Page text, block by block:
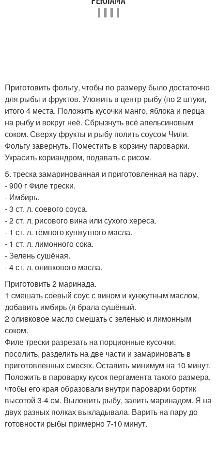
Приготовить фольгу, чтобы по размеру было достаточно
для рыбы и фруктов. Уложить в центр рыбу (по 2 штуки,
итого 4 места. Положить кусочки манго, яблока и перца
на рыбу и вокруг неё. Сбрызнуть всё апельсиновым
соком. Сверху фрукты и рыбу полить соусом Чили.
Фольгу завернуть. Поместить в корзину пароварки.
Украсить кориандром, подавать с рисом.
5. треска замаринованная и приготовленная на пару.
- 900 г Филе трески.
- Имбирь.
- 3 ст. л. соевого соуса.
- 2 ст. л. рисового вина или сухого хереса.
- 1 ст. л. тёмного кунжутного масла.
- 1 ст. л. лимонного сока.
- Зелень сушёная.
- 4 ст. л. оливкового масла.
Приготовить 2 маринада.
1 смешать соевый соус с вином и кунжутным маслом,
добавить имбирь (я брала сушёный.
2 оливковое масло смешать с зеленью и лимонным
соком.
Филе трески разрезать на порционные кусочки,
посолить, разделить на две части и замариновать в
приготовленных смесях. Оставить минимум на 10 минут.
Положить в пароварку кусок пергамента такого размера,
чтобы его края образовали внутри пароварки бортик
высотой 3-4 см. Выложить рыбу, залить маринадом. Я на
двух разных полках выкладывала. Варить на пару до
готовности рыбы примерно 7-10 минут.